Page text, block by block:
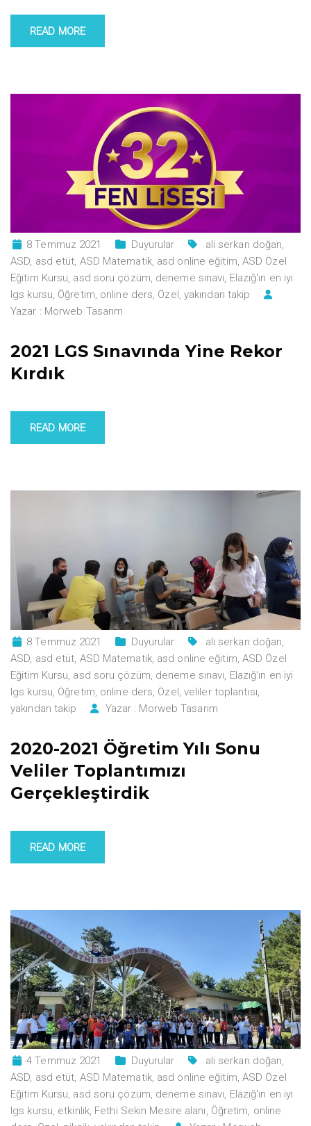
READ MORE
8 Temmuz 2021 Duyurular ali serkan doğan,
ASD, asd etüt, ASD Matematik, asd online eğitim, ASD Özel
Eğitim Kursu, asd soru çözüm, deneme sınavı, Elazığ'ın en iyi
lgs kursu, Öğretim, online ders, Özel, yakından takip
Yazar : Morweb Tasarım
2021 LGS Sınavında Yine Rekor
Kırdık
READ MORE
8 Temmuz 2021 Duyurular ali serkan doğan,
ASD, asd etüt, ASD Matematik, asd online eğitim, ASD Özel
Eğitim Kursu, asd soru çözüm, deneme sınavı, Elazığ'ın en iyi
lgs kursu, Öğretim, online ders, Özel, veliler toplantısı,
yakından takip
Yazar : Morweb Tasarım
2020-2021 Öğretim Yılı Sonu
Veliler Toplantımızı
Gerçekleştirdik
READ MORE
4 Temmuz 2021 Duyurular ali serkan doğan,
ASD, asd etüt, ASD Matematik, asd online eğitim, ASD Özel
Eğitim Kursu, asd soru çözüm, deneme sınavı, Elazığ'ın en iyi
lgs kursu, etkinlik, Fethi Sekin Mesire alanı, Öğretim, online